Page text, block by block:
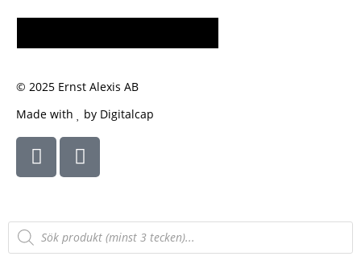
© 2025 Ernst Alexis AB
Made with
by Digitalcap